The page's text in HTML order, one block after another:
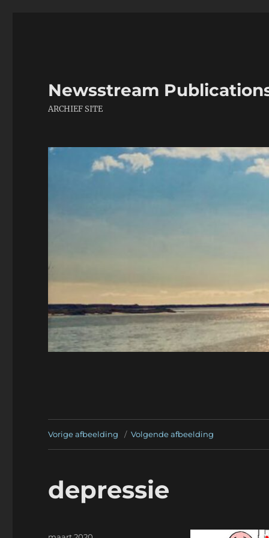
Newsstream
ARCHIEF SITE
Vorige afbeelding Volgende afbeelding
depressie